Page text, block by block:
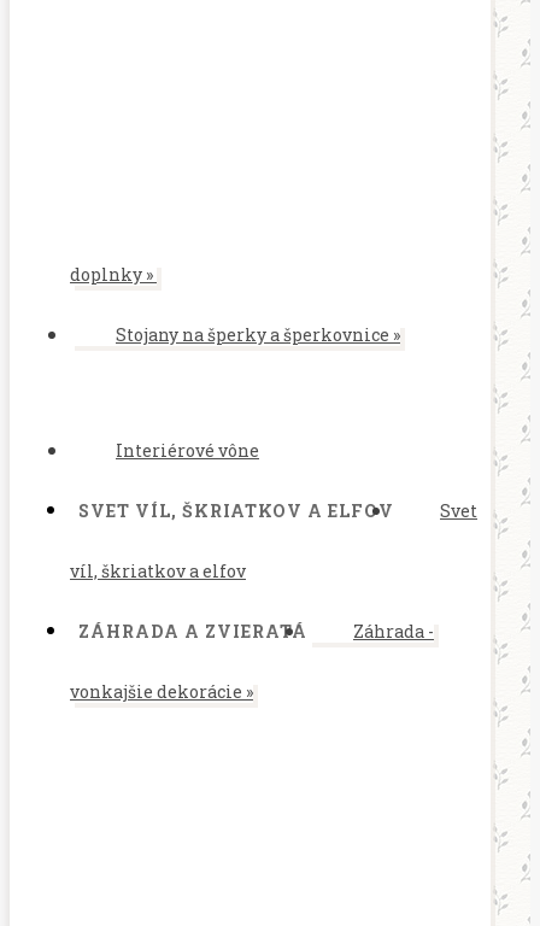
doplnky »
Stojany na šperky a šperkovnice »
Interiérové vône
SVET VÍL, ŠKRIATKOV A ELFOV Svet
víl, škriatkov a elfov
ZÁHRADA A ZVIERATÁ Záhrada -
vonkajšie dekorácie »